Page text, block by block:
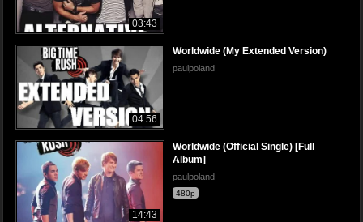
03:43
04:56
Worldwide (My Extended Version)
paulpoland
14:43
Worldwide (Official Single) [Full
Album]
paulpoland
480p